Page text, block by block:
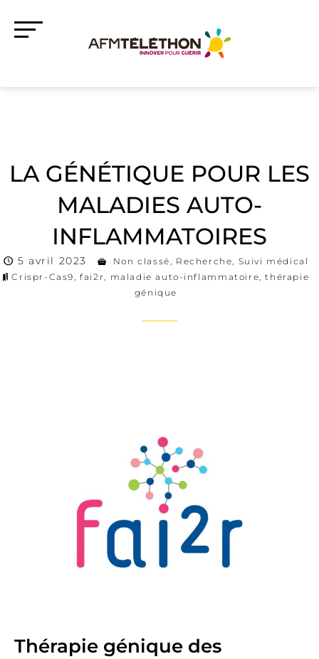
LA GÉNÉTIQUE POUR LES
MALADIES AUTO-
INFLAMMATOIRES
5 avril 2023 Non classé, Recherche, Suivi médical
Crispr-Cas9,fai2r, maladie auto-inflammatoire,thérapie
génique
Thérapie génique des